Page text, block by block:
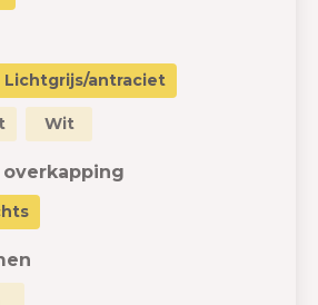
Lichtgrijs/antraciet
Wit